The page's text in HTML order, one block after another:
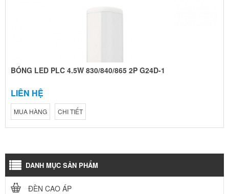
BÓNG LED PLC 4.5W 830/840/865 2P G24D-1
LIÊN HỆ
MUA HÀNG CHI TIẾT
DANH MỤC SẢN PHẨM
ĐÈN CAO ÁP